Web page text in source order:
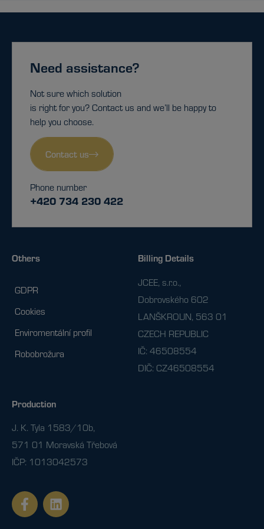
Others
GDPR
Cookies
Enviromentální profil
Robobrožura
Billing Details
JCEE, s.r.o.,
Dobrovského 602
LANŠKROUN, 563 01
CZECH REPUBLIC
IČ: 46508554
DIČ: CZ46508554
Production
J. K. Tyla 1583/10b,
571 01 Moravská Třebová
IČP: 1013042573
Need assistance?
Not sure which solution
is right for you? Contact us and we’ll be happy to
help you choose.
Contact us
Phone number
+420 734 230 422